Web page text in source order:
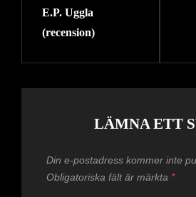
E.P. Uggla
(recension)
LÄMNA ETT
Din e-postadress kommer inte
Obligatoriska fält är märkta *